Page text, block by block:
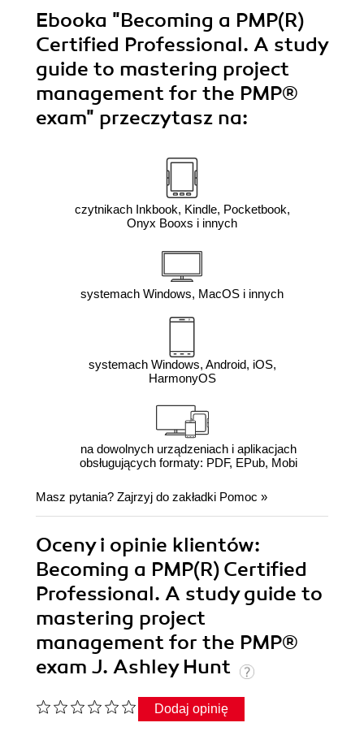
Ebooka "Becoming a PMP(R)
Certified Professional. A study
guide to mastering project
management for the PMP®
exam" przeczytasz na:
czytnikach Inkbook, Kindle, Pocketbook,
Onyx Booxs i innych
systemach Windows, MacOS i innych
systemach Windows, Android, iOS,
HarmonyOS
na dowolnych urządzeniach i aplikacjach
obsługujących formaty: PDF, EPub, Mobi
Masz pytania? Zajrzyj do zakładki Pomoc »
Oceny i opinie klientów:
Becoming a PMP(R) Certified
Professional. A study guide to
mastering project
management for the PMP®
exam J. Ashley Hunt
Dodaj opinię